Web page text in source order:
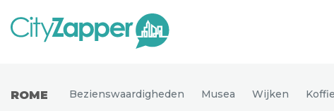
Nederland
ROME Bezienswaardigheden Musea Wijken